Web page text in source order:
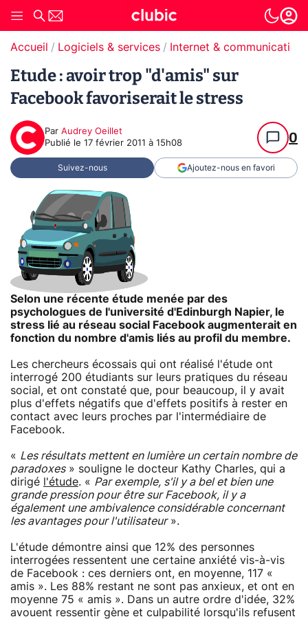
Accueil Logiciels & services Internet & communication
Etude : avoir trop "d'amis" sur
Facebook favoriserait le stress
Par Audrey Oeillet
Publié le 17 février 2011 à 15h08 0
Suivez-nous Ajoutez-nous en favori
Selon une récente étude menée par des
psychologues de l'université d'Edinburgh Napier, le
stress lié au réseau social Facebook augmenterait en
fonction du nombre d'amis liés au profil du membre.
Les chercheurs écossais qui ont réalisé l'étude ont
interrogé 200 étudiants sur leurs pratiques du réseau
social, et ont constaté que, pour beaucoup, il y avait
plus d'effets négatifs que d'effets positifs à rester en
contact avec leurs proches par l'intermédiaire de
Facebook.
« Les résultats mettent en lumière un certain nombre de
paradoxes» souligne le docteur Kathy Charles, qui a
dirigé
l'étude. « Par exemple, s'il y a bel et bien une
grande pression pour être sur Facebook, il y a
également une ambivalence considérable concernant
les avantages pour l'utilisateur».
L'étude démontre ainsi que 12% des personnes
interrogées ressentent une certaine anxiété vis-à-vis
de Facebook : ces derniers ont, en moyenne, 117 «
amis ». Les 88% restant ne sont pas anxieux, et ont en
moyenne 75 « amis ». Dans un autre ordre d'idée, 32%
avouent ressentir gène et culpabilité lorsqu'ils refusent